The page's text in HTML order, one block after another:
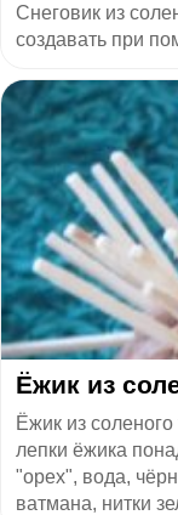
Снеговик из
создавать при
Ёжик из
Ёжик из
лепки ёжика
"орех", вода,
ватмана, нитки